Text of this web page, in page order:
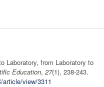
Laboratory, from Laboratory to
Education, 27(1), 238-243.
view/3311